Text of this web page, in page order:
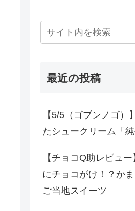
最近の投稿
【5/5（ゴブンノゴ）
たシュークリーム「純
【チョコQ助レビュ
にチョコがけ！？か
ご当地スイーツ